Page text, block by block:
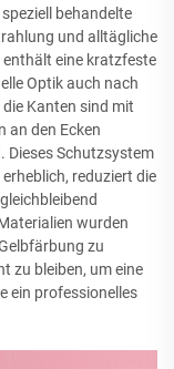
behandelte
und alltägliche
eine kratzfeste
Optik auch nach
Kanten sind mit
an den Ecken
Schutzsystem
reduziert die
wurden
zu
zu bleiben, um eine
ein professionelles